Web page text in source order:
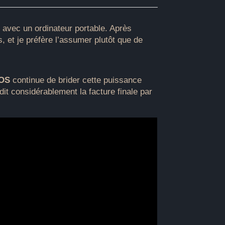
un ordinateur portable. Après
et je préfère l’assumer plutôt que de
continue de brider cette puissance
considérablement la facture finale par